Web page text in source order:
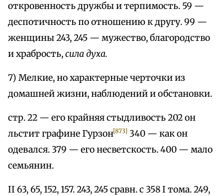
откровенность дружбы и терпимость. 59 —
деспотичность по отношению к другу. 99 —
женщины 243, 245 — мужество, благородство
и храбрость,сила духа.
7) Мелкие, но характерные черточки из
домашней жизни, наблюдений и обстановки.
стр. 22 — его крайняя стыдливость 202 он
льстит графине Гурзон[873] 340 — как он
одевался. 379 — его несветскость. 400 — мало
семьянин.
II 63, 65, 152, 157. 243, 245 сравн. с 358 I тома. 249,